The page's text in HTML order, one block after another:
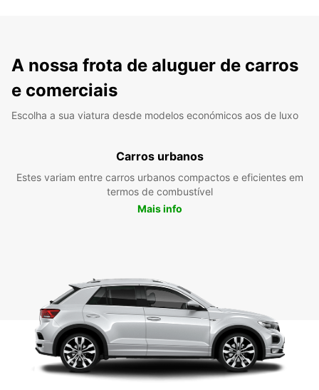
A nossa frota de aluguer de carros
e comerciais
Escolha a sua viatura desde modelos económicos aos de luxo
Carros urbanos
Estes variam entre carros urbanos compactos e eficientes em
termos de combustível
Mais info